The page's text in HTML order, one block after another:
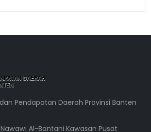
Pendapatan Daerah Provinsi Banten
Al-Bantani Kawasan Pusat